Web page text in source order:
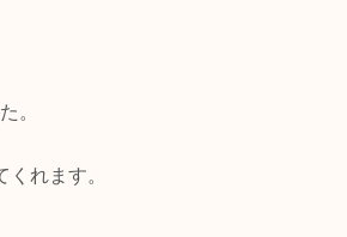
。
れます。